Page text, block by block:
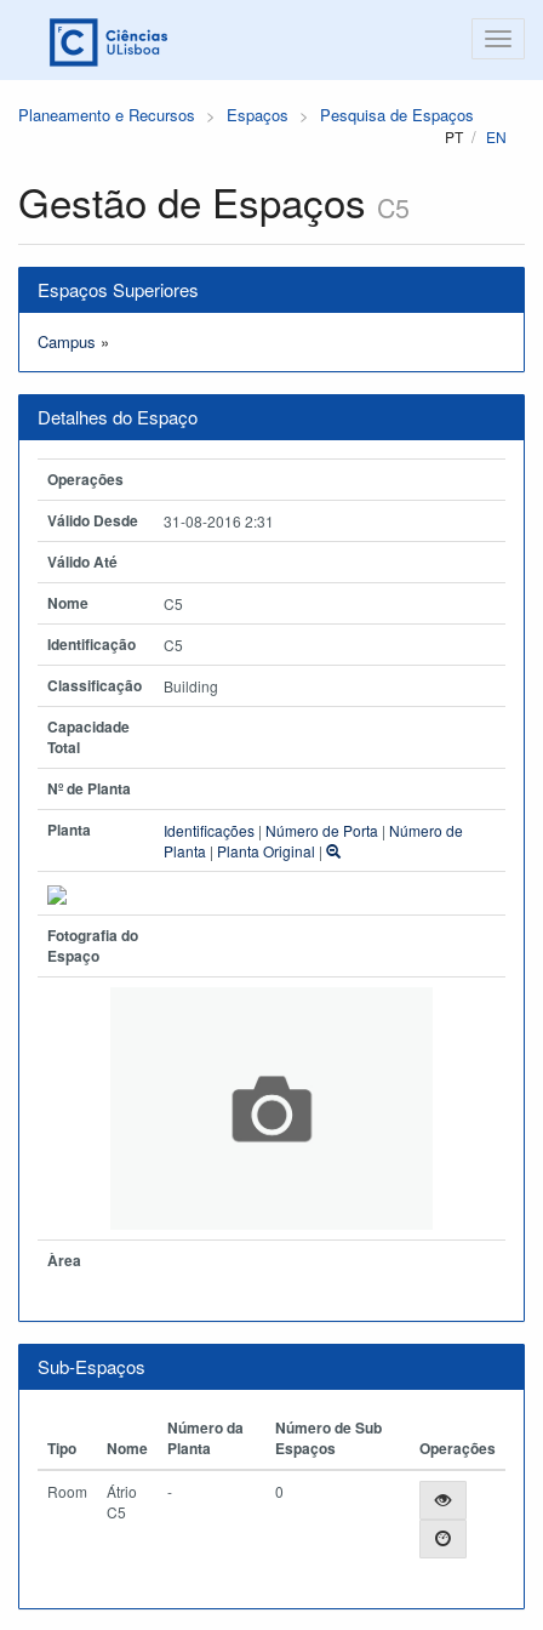
Planeamento e Recursos Espaços Pesquisa de Espaços
PT EN
Gestão de Espaços C5
Espaços Superiores
Campus »
Detalhes do Espaço
Operações
Válido Desde
31-08-2016 2:31
Válido Até
Nome
C5
Identificação C5
Classificação Building
Capacidade
Total
Nº de Planta
Planta
Identificações | Número de Porta | Número de
Planta | Planta Original |
Fotografia do
Espaço
Àrea
Sub-Espaços
Tipo Nome
Número da
Planta
Número de Sub
Espaços
Operações
Room
Átrio
C5
- 0